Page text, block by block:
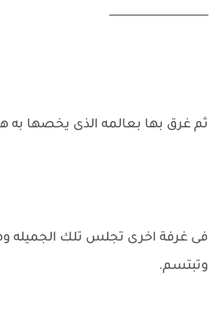
__________________
ثم غرق بها بعالمه الذى يخصها
فى غرفة اخرى تجلس تلك الجميله
وتبتسم.